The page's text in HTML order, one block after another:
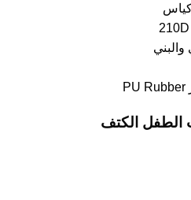
الكتف